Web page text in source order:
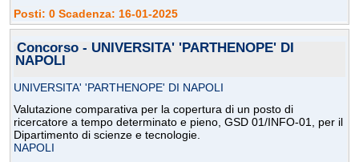
Posti: 0 Scadenza: 16-01-2025
Concorso - UNIVERSITA' 'PARTHENOPE' DI
NAPOLI
UNIVERSITA' 'PARTHENOPE' DI NAPOLI
Valutazione comparativa per la copertura di un posto di
ricercatore a tempo determinato e pieno, GSD 01/INFO-01, per il
Dipartimento di scienze e tecnologie.
NAPOLI